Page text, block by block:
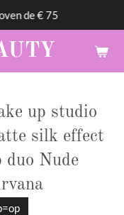
de € 75
up studio
silk effect
duo Nude